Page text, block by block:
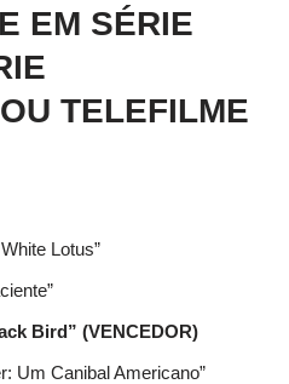
EM SÉRIE
TELEFILME
Lotus”
Bird” (VENCEDOR)
Um Canibal Americano”